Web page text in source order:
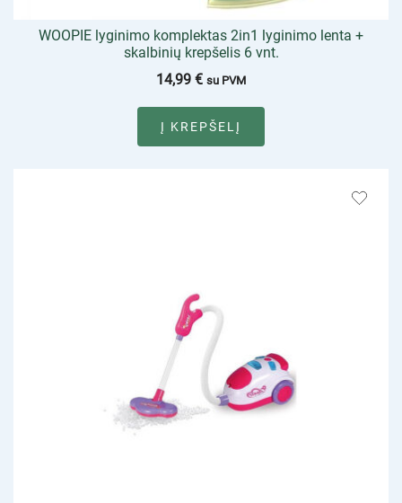
WOOPIE lyginimo komplektas 2in1 lyginimo lenta +
skalbinių krepšelis 6 vnt.
14,99 € su PVM
Į KREPŠELĮ